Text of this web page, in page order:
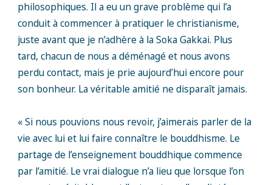
philosophiques. Il a eu un grave problème qui l’a
conduit à commencer à pratiquer le christianisme,
juste avant que je n’adhère à la Soka Gakkai. Plus
tard, chacun de nous a déménagé et nous avons
perdu contact, mais je prie aujourd’hui encore pour
son bonheur. La véritable amitié ne disparaît jamais.
« Si nous pouvions nous revoir, j’aimerais parler de la
vie avec lui et lui faire connaître le bouddhisme. Le
partage de l’enseignement bouddhique commence
par l’amitié. Le vrai dialogue n’a lieu que lorsque l’on